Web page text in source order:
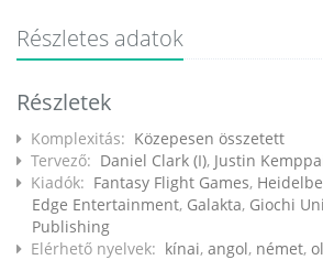
Részletes adatok
Részletek
Komplexitás: Közepesen összetett
Tervező: Daniel Clark (I), Justin
Kiadók: Fantasy Flight Games,
Edge Entertainment, Galakta, Giochi
Publishing
Elérhető nyelvek: kínai, angol, német,